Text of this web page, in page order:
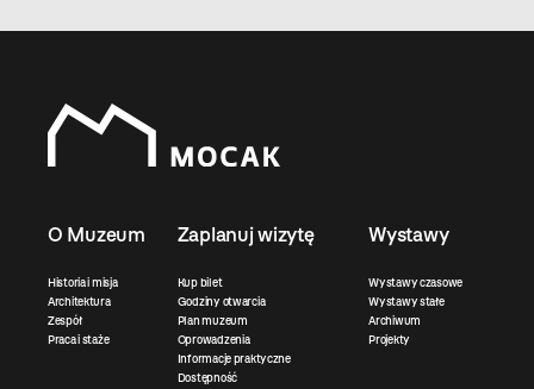
O Muzeum
Historia i misja
Architektura
Zespół
Praca i staże
Zaplanuj wizytę
Kup bilet
Godziny otwarcia
Plan muzeum
Oprowadzenia
Informacje praktyczne
Dostępność
Wystawy
Wystawy czasowe
Wystawy stałe
Archiwum
Projekty